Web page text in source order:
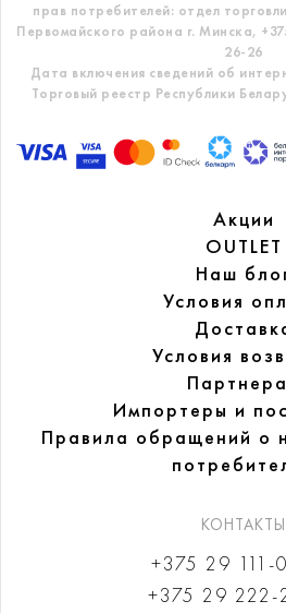
прав потребителей: отдел
Первомайского района г. Минска,
26-26
Дата включения сведений об
Торговый реестр Республики
Акции
OUTLET
Наш
Условия
Условия
Импортеры и
Правила обращений о
КОНТАКТЫ
+375 29 111-
+375 29 222-